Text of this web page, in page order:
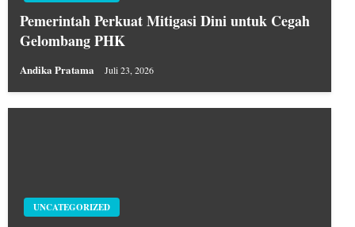
Pemerintah Perkuat Mitigasi Dini untuk Cegah
Gelombang PHK
Andika Pratama Juli 23, 2026
UNCATEGORIZED